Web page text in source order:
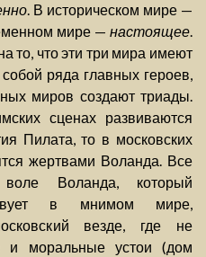
. В историческом мире —
мире —настоящее.
то, что эти три мира имеют
ряда главных героев,
миров создают триады.
сценах развиваются
Пилата, то в московских
жертвами Воланда. Все
Воланда, который
в мнимом мире,
везде, где не
и моральные устои (дом